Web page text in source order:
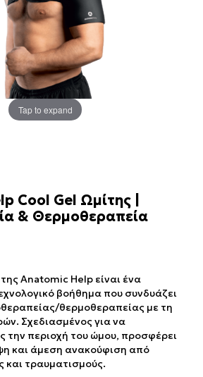
Tap to expand
Cool Gel Ωμίτης |
& Θερμοθεραπεία
Anatomic Help είναι ένα
βοήθημα που συνδυάζει
θερμοθεραπείας με τη
Σχεδιασμένος για να
την περιοχή του ώμου, προσφέρει
και άμεση ανακούφιση από
και τραυματισμούς.